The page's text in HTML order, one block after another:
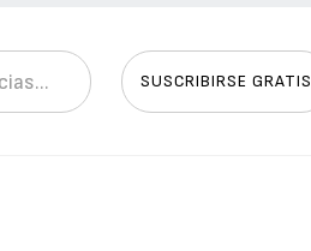
SUSCRIBIRSE GRATIS